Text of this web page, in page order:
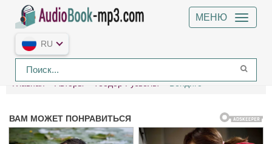
МЕНЮ
RU
Главная Авторы Теодор Рузвельт Вендиго